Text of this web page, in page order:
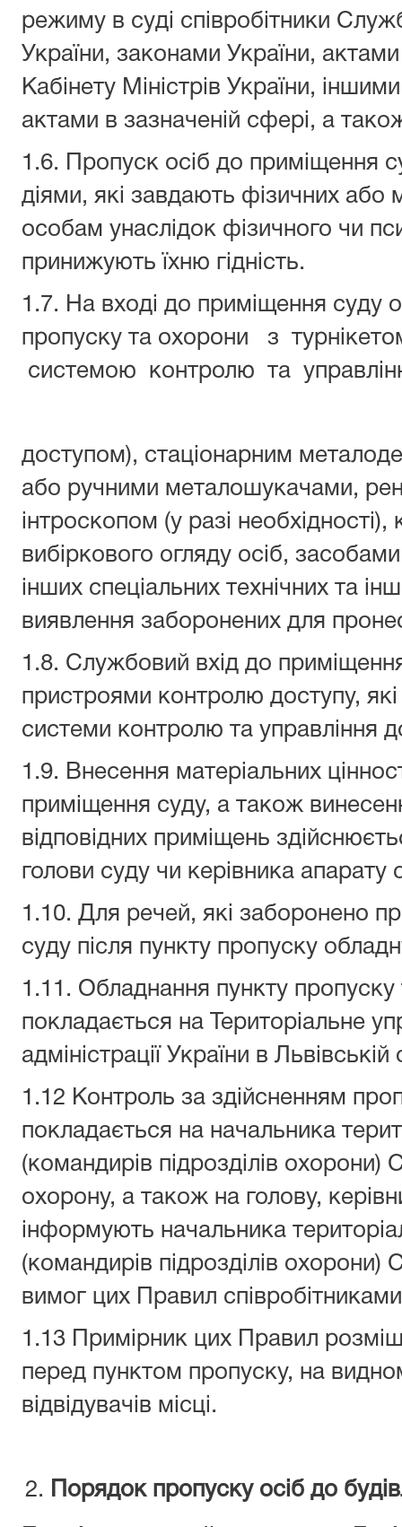
режиму в суді співробітники
України, законами України,
Кабінету Міністрів України,
актами в зазначеній сфері, а
1.6. Пропуск осіб до приміщення
діями, які завдають фізичних
особам унаслідок фізичного чи
принижують їхню гідність.
1.7. На вході до приміщення суду
пропуску та охорони з
системою контролю та
доступом), стаціонарним
або ручними металошукачами,
інтроскопом (у разі
вибіркового огляду осіб,
інших спеціальних технічних та
виявлення заборонених для
1.8. Службовий вхід до
пристроями контролю доступу,
системи контролю та управління
1.9. Внесення матеріальних
приміщення суду, а також
відповідних приміщень
голови суду чи керівника апарату
1.10. Для речей, які заборонено
суду після пункту пропуску
1.11. Обладнання пункту
покладається на Територіальне
адміністрації України в Львівській
1.12 Контроль за здійсненням
покладається на начальника
(командирів підрозділів
охорону, а також на голову,
інформують начальника
(командирів підрозділів
вимог цих Правил
1.13 Примірник цих Правил
перед пунктом пропуску, на
відвідувачів місці.
Порядок пропуску осіб до